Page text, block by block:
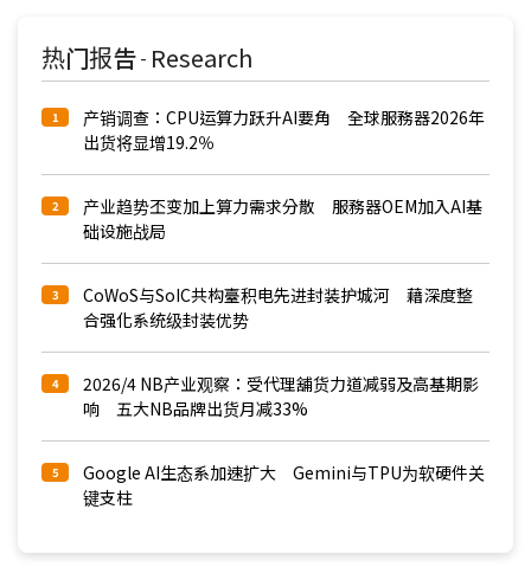
热门报告 - Research
1
产销调查：CPU运算力跃升AI要角 全球服務器2026年
出货将显增19.2％
2
产业趋势丕变加上算力需求分散 服務器OEM加入AI基
础设施战局
3
CoWoS与SoIC共构臺积电先进封装护城河 藉深度整
合强化系统级封装优势
4
2026/4 NB产业观察：受代理舖货力道减弱及高基期影
响 五大NB品牌出货月减33%
5
Google AI生态系加速扩大 Gemini与TPU为软硬件关
键支柱